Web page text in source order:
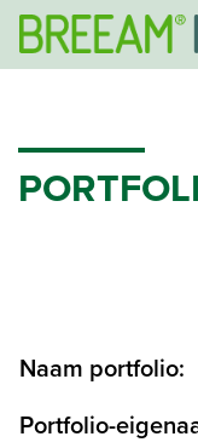
Naam portfolio:
Portfolio-